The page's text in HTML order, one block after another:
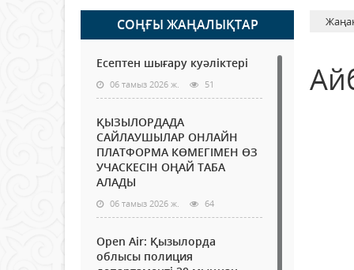
СОҢҒЫ ЖАҢАЛЫҚТАР
Есептен шығару куәліктері
06 тамыз 2026 ж. 51
ҚЫЗЫЛОРДАДА
САЙЛАУШЫЛАР ОНЛАЙН
ПЛАТФОРМА КӨМЕГІМЕН ӨЗ
УЧАСКЕСІН ОҢАЙ ТАБА
АЛАДЫ
06 тамыз 2026 ж. 64
Open Air: Қызылорда
облысы полиция